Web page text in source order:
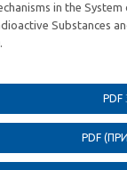
in the
Substances
PDF
PDF